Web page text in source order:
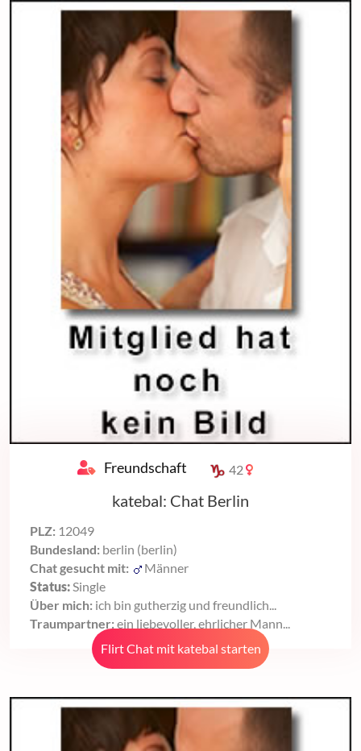
Freundschaft 42
katebal: Chat Berlin
PLZ: 12049
Bundesland: berlin (berlin)
Chat gesucht mit:
Männer
Status:Single
Über mich: ich bin gutherzig und freundlich...
Traumpartner: ein liebevoller, ehrlicher Mann...
Flirt Chat mit katebal starten